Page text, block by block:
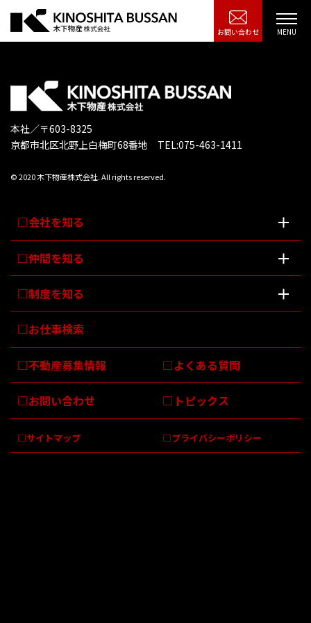
お問い合わせ
本社／〒603-8325
京都市北区北野上白梅町68番地 TEL:075-463-1411
© 2020 木下物産株式会社. All rights reserved.
会社を知る
仲間を知る
制度を知る
お仕事検索
不動産募集情報 よくある質問
お問い合わせ トピックス
サイトマップ プライバシーポリシー